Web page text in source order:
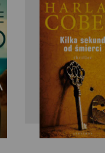
Harlan
Coben